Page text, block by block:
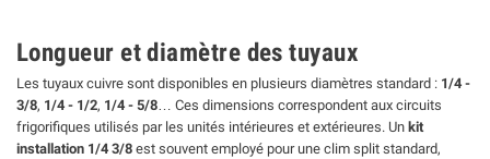
Longueur et diamètre des tuyaux
Les tuyaux cuivre sont disponibles en plusieurs diamètres standard : 1/4 -
3/8, 1/4 - 1/2, 1/4 - 5/8… Ces dimensions correspondent aux circuits
frigorifiques utilisés par les unités intérieures et extérieures. Un kit
installation 1/4 3/8 est souvent employé pour une clim split standard,